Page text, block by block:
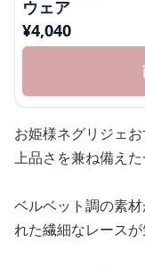
ウェア
¥4,040
お姫様ネグリジェ
上品さを兼ね備えた
ベルベット調の素
れた繊細なレースが